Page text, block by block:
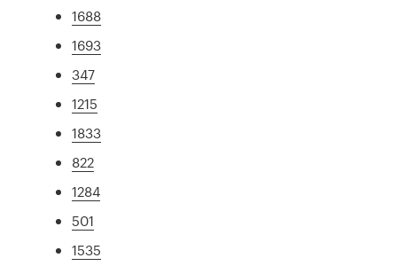
1688
1693
347
1215
1833
822
1284
501
1535